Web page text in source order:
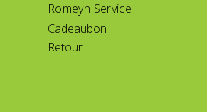
Romeyn Service
Cadeaubon
Retour